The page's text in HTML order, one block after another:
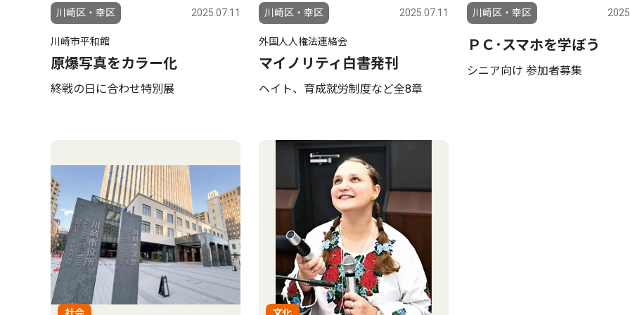
川崎区・幸区 2025.07.11
川崎市平和館
原爆写真をカラー化
終戦の日に合わせ特別展
川崎区・幸区 2025.07.11
外国人人権法連絡会
マイノリティ白書発刊
ヘイト、育成就労制度など全8章
川崎区・幸区
ＰＣ･スマホを学ぼう
シニア向け 参加者募集